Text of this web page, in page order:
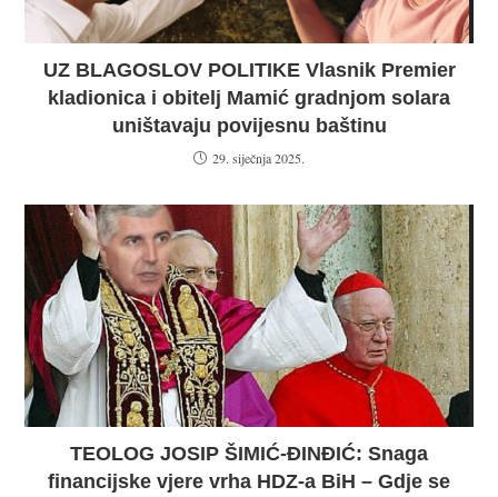
UZ BLAGOSLOV POLITIKE Vlasnik Premier
kladionica i obitelj Mamić gradnjom solara
uništavaju povijesnu baštinu
29. siječnja 2025.
TEOLOG JOSIP ŠIMIĆ-ĐINĐIĆ: Snaga
financijske vjere vrha HDZ-a BiH – Gdje se